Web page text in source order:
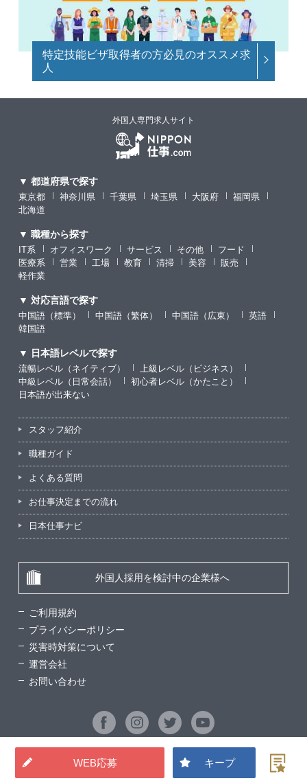
WEB応募 キープ
特定技能ビザ取得者の方必見のオススメ求
人
外国人専門求人サイト
▼ 都道府県で探す
東京都 神奈川県 千葉県 埼玉県 大阪府
福岡県
北海道
▼ 職種から探す
IT系 オフィスワーク サービス その他
フード
医療系
営業 工場 教育 清掃 美容
販売
軽作業
▼ 対応言語で探す
中国語（標準） 中国語（繁体） 中国語（広東）
英語
韓国語
▼ 日本語レベルで探す
流暢レベル（ネイティブ）
上級レベル（ビジネス）
中級レベル（日常会話）
初心者レベル（かたこと）
日本語が出来ない
スタッフ紹介
職種ガイド
よくある質問
お仕事決定までの流れ
日本仕事ナビ
外国人採用を検討中の企業様へ
ご利用規約
プライバシーポリシー
災害時対策について
運営会社
お問い合わせ
©2026 Good Man Service All Rights Reserved.